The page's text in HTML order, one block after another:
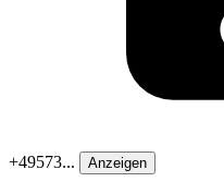
+49573... Anzeigen